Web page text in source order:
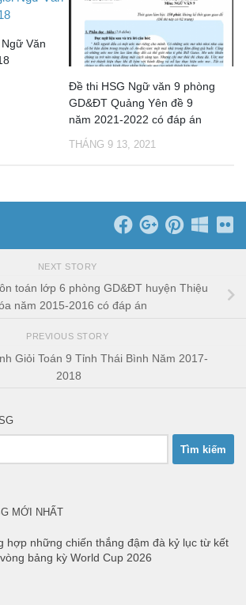
Văn
Đề thi HSG Ngữ văn 9 phòng
GD&ĐT Quảng Yên đề 9
năm 2021-2022 có đáp án
THÁNG 9 13, 2021
NEXT STORY
toán lớp 6 phòng GD&ĐT huyện Thiệu
năm 2015-2016 có đáp án
PREVIOUS STORY
Giỏi Toán 9 Tỉnh Thái Bình Năm 2017-
2018
MỚI NHẤT
hợp những chiến thắng đậm đà kỷ lục từ kết
bảng kỳ World Cup 2026